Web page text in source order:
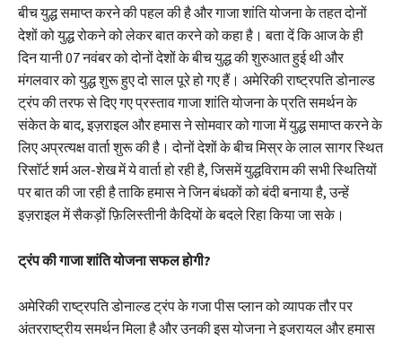
बीच युद्ध समाप्त करने की पहल की है और गाजा शांति योजना के तहत दोनों
देशों को युद्ध रोकने को लेकर बात करने को कहा है। बता दें कि आज के ही
दिन यानी 07 नवंबर को दोनों देशों के बीच युद्ध की शुरुआत हुई थी और
मंगलवार को युद्ध शुरू हुए दो साल पूरे हो गए हैं। अमेरिकी राष्ट्रपति डोनाल्ड
ट्रंप की तरफ से दिए गए प्रस्ताव गाजा शांति योजना के प्रति समर्थन के
संकेत के बाद, इज़राइल और हमास ने सोमवार को गाजा में युद्ध समाप्त करने के
लिए अप्रत्यक्ष वार्ता शुरू की है। दोनों देशों के बीच मिस्र के लाल सागर स्थित
रिसॉर्ट शर्म अल-शेख में ये वार्ता हो रही है, जिसमें युद्धविराम की सभी स्थितियों
पर बात की जा रही है ताकि हमास ने जिन बंधकों को बंदी बनाया है, उन्हें
इज़राइल में सैकड़ों फ़िलिस्तीनी कैदियों के बदले रिहा किया जा सके।
ट्रंप की गाजा शांति योजना सफल होगी?
अमेरिकी राष्ट्रपति डोनाल्ड ट्रंप के गजा पीस प्लान को व्यापक तौर पर
अंतरराष्ट्रीय समर्थन मिला है और उनकी इस योजना ने इजरायल और हमास